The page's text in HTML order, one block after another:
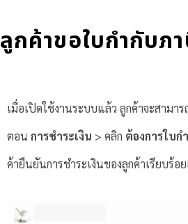
ลูกค้าขอใบกำกับภ
เมื่อเปิดใช้งานระบบแล้ว ลูกค้าจะสาม
ตอน การชำระเงิน > คลิก ต้องการใบ
ค้ายืนยันการชำระเงินของลูกค้าเรียบร้